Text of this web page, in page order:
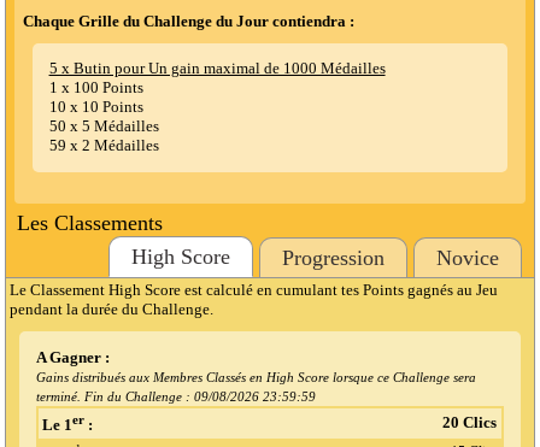
Chaque Grille du Challenge du Jour contiendra :
5 x Butin pour Un gain maximal de 1000 Médailles
1 x 100 Points
10 x 10 Points
50 x 5 Médailles
59 x 2 Médailles
Les Classements
High Score
Progression Novice
Le Classement High Score est calculé en cumulant tes Points gagnés au Jeu
pendant la durée du Challenge.
A Gagner :
Gains distribués aux Membres Classés en High Score lorsque ce Challenge sera
terminé. Fin du Challenge : 09/08/2026 23:59:59
Le 1er : 20 Clics